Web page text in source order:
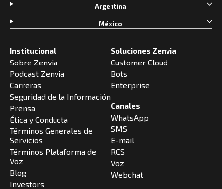
Institucional
Sobre Zenvia
Podcast Zenvia
Carreras
Seguridad de la Información
Prensa
Ética y Conducta
Términos Generales de
Servicios
Términos Plataforma de
Voz
Blog
Investors
Soluciones Zenvia
Customer Cloud
Bots
Enterprise
Canales
WhatsApp
SMS
E-mail
RCS
Voz
Webchat
Argentina
México